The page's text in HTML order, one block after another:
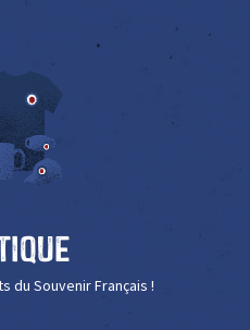
du Souvenir Français !